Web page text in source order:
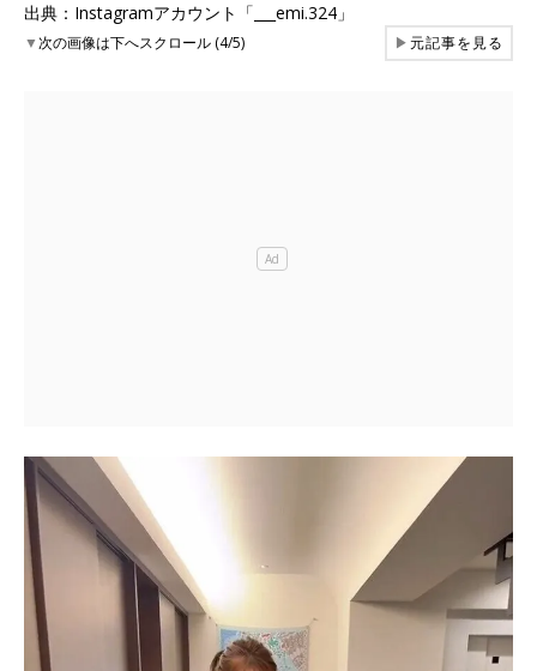
出典：Instagramアカウント「___emi.324」
▼次の画像は下へスクロール (4/5) ▶元記事を見る